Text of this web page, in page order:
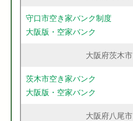
守口市空き家バンク制度
大阪版・空家バンク
大阪府茨木市
茨木市空き家バンク
大阪版・空家バンク
大阪府八尾市